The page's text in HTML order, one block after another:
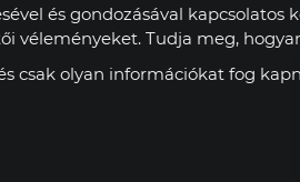
és gondozásával kapcsolatos
véleményeket. Tudja meg,
csak olyan információkat fog